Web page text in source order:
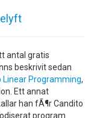
antal gratis
beskrivit sedan
Linear Programming,
Ett annat
han fÃ¶r Candito
program.